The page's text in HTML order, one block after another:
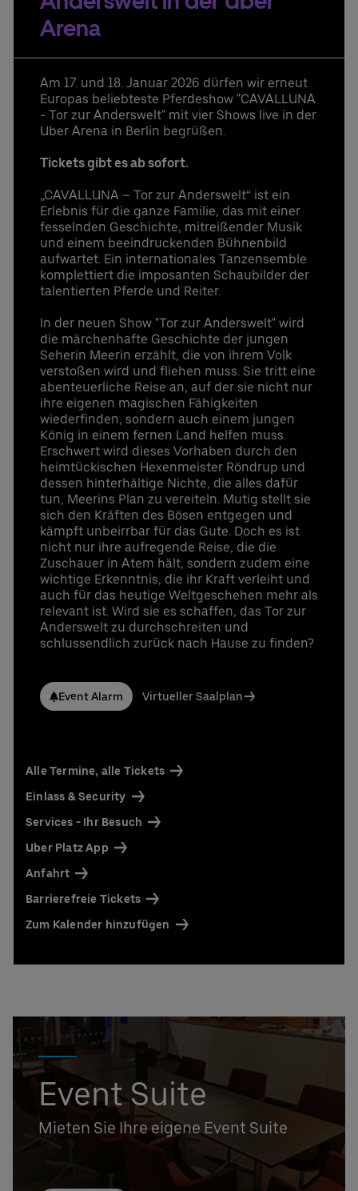
Bestellung & Rückfragen: 0302060708844
Weitere Infos
Arena
Am 17. und 18. Januar 2026 dürfen wir erneut
Europas beliebteste Pferdeshow "CAVALLUNA
- Tor zur Anderswelt" mit vier Shows live in der
Uber Arena in Berlin begrüßen.
Tickets gibt es ab sofort.
„CAVALLUNA – Tor zur Anderswelt“ ist ein
Erlebnis für die ganze Familie, das mit einer
fesselnden Geschichte, mitreißender Musik
und einem beeindruckenden Bühnenbild
aufwartet. Ein internationales Tanzensemble
komplettiert die imposanten Schaubilder der
talentierten Pferde und Reiter.
In der neuen Show "Tor zur Anderswelt" wird
die märchenhafte Geschichte der jungen
Seherin Meerin erzählt, die von ihrem Volk
verstoßen wird und fliehen muss. Sie tritt eine
abenteuerliche Reise an, auf der sie nicht nur
ihre eigenen magischen Fähigkeiten
wiederfinden, sondern auch einem jungen
König in einem fernen Land helfen muss.
Erschwert wird dieses Vorhaben durch den
heimtückischen Hexenmeister Röndrup und
dessen hinterhältige Nichte, die alles dafür
tun, Meerins Plan zu vereiteln. Mutig stellt sie
sich den Kräften des Bösen entgegen und
kämpft unbeirrbar für das Gute. Doch es ist
nicht nur ihre aufregende Reise, die die
Zuschauer in Atem hält, sondern zudem eine
wichtige Erkenntnis, die ihr Kraft verleiht und
auch für das heutige Weltgeschehen mehr als
relevant ist. Wird sie es schaffen, das Tor zur
Anderswelt zu durchschreiten und
schlussendlich zurück nach Hause zu finden?
Event Alarm Virtueller Saalplan
Alle Termine, alle Tickets
Einlass & Security
Services - Ihr Besuch
Uber Platz App
Anfahrt
Barrierefreie Tickets
Zum Kalender hinzufügen
Event Suite
Mieten Sie Ihre eigene Event Suite
UBER RIDE Rabattcode für Fahrten von und zur
Uber Arena in Berlin
Telefon: +49 (0) 30 / 2060708-239
E-Mail
Niclas Knodel
E-Mail
Bestellung & Rückfragen: 0302060708844